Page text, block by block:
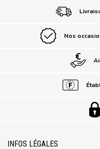
Nos
INFOS LÉGALES